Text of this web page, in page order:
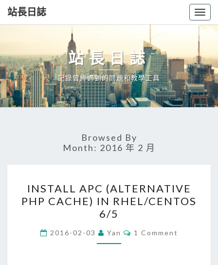
站長日誌
站長日誌
記錄曾經遇到的問題和教學工具
Browsed By
Month: 2016 年 2 月
APC
(ALTERNATIVE
PHP
CACHE)
IN
INSTALL APC (ALTERNATIVE
PHP CACHE) IN RHEL/CENTOS
6/5
2016-02-03 Yan Comments
1 Comment